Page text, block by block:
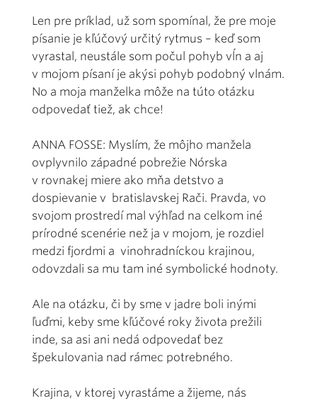
Len pre príklad, už som spomínal, že pre moje
písanie je kľúčový určitý rytmus – keď som
vyrastal, neustále som počul pohyb vĺn a aj
v mojom písaní je akýsi pohyb podobný vlnám.
No a moja manželka môže na túto otázku
odpovedať tiež, ak chce!
ANNA FOSSE: Myslím, že môjho manžela
ovplyvnilo západné pobrežie Nórska
v rovnakej miere ako mňa detstvo a
dospievanie v bratislavskej Rači. Pravda, vo
svojom prostredí mal výhľad na celkom iné
prírodné scenérie než ja v mojom, je rozdiel
medzi fjordmi a vinohradníckou krajinou,
odovzdali sa mu tam iné symbolické hodnoty.
Ale na otázku, či by sme v jadre boli inými
ľuďmi, keby sme kľúčové roky života prežili
inde, sa asi ani nedá odpovedať bez
špekulovania nad rámec potrebného.
Krajina, v ktorej vyrastáme a žijeme, nás